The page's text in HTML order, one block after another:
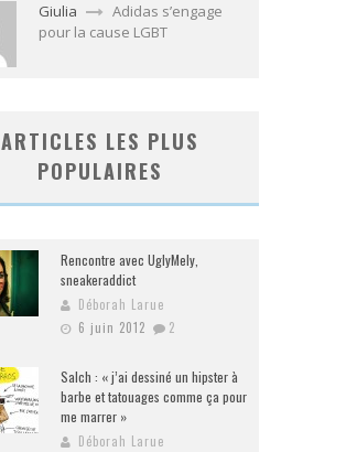
Giulia
Adidas s’engage
pour la cause LGBT
ARTICLES LES PLUS
POPULAIRES
Rencontre avec UglyMely,
sneakeraddict
Déborah Larue
6 juin 2012
2
Salch : « j’ai dessiné un hipster à
barbe et tatouages comme ça pour
me marrer »
Déborah Larue